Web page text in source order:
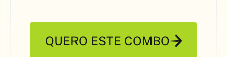
QUERO ESTE COMBO